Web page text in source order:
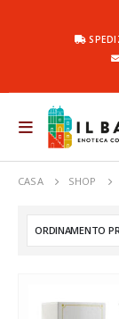
CASA SHOP